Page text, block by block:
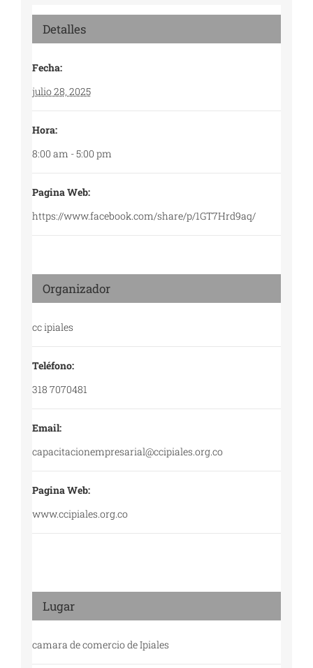
Detalles
Fecha:
julio 28, 2025
Hora:
8:00 am - 5:00 pm
Pagina Web:
https://www.facebook.com/share/p/1GT7Hrd9aq/
Organizador
cc ipiales
Teléfono:
318 7070481
Email:
capacitacionempresarial@ccipiales.org.co
Pagina Web:
www.ccipiales.org.co
Lugar
camara de comercio de Ipiales